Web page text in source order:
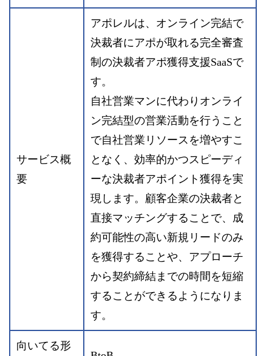
サービス概
要
アポレルは、オンライン完結で
決裁者にアポが取れる完全審査
制の決裁者アポ獲得⽀援SaaSで
す。
⾃社営業マンに代わりオンライ
ン完結型の営業活動を⾏うこと
で⾃社営業リソースを増やすこ
となく、効率的かつスピーディ
ーな決裁者アポイント獲得を実
現します。顧客企業の決裁者と
直接マッチングすることで、成
約可能性の⾼い新規リードのみ
を獲得することや、アプローチ
から契約締結までの時間を短縮
することができるようになりま
す。
向いてる形